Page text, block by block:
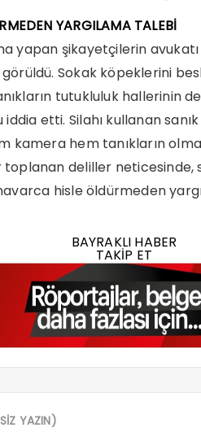
YARGILAMA TALEBİ
yapan şikayetçilerin
görüldü. Sokak köpeklerini
tutukluluk hallerinin
iddia etti. Silahı kullanan
kamera hem tanıkların
deliller neticesinde,
hisle öldürmeden
BAYRAKLI HABER
TAKİP ET
YAZIN)